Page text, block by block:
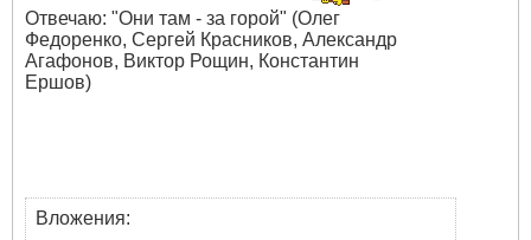
Отвечаю: "Они там - за горой" (Олег
Федоренко, Сергей Красников, Александр
Агафонов, Виктор Рощин, Константин
Ершов)
Вложения: